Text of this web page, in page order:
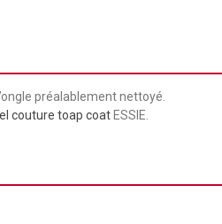
préalablement nettoyé.
couture toap coat ESSIE.